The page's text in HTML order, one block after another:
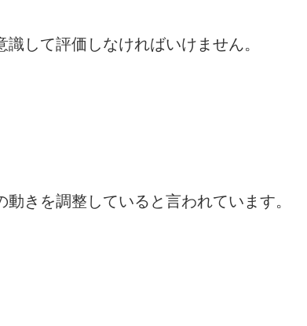
して評価しなければいけません。
きを調整していると言われています。